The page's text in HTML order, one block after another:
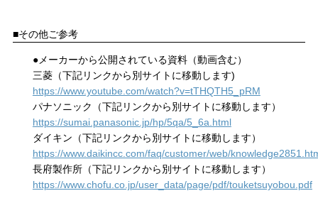
■その他ご参考
●メーカーから公開されている資料（動画含む）
三菱（下記リンクから別サイトに移動します)
https://www.youtube.com/watch?v=tTHQTH5_pRM
パナソニック（下記リンクから別サイトに移動します）
https://sumai.panasonic.jp/hp/5qa/5_6a.html
ダイキン（下記リンクから別サイトに移動します）
https://www.daikincc.com/faq/customer/web/
長府製作所（下記リンクから別サイトに移動します）
https://www.chofu.co.jp/user_data/page/pdf/touketsuyobou.pdf